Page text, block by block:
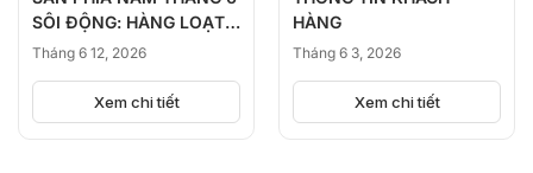
SÔI ĐỘNG: HÀNG LOẠT
DỰ ÁN ĐỒNG LOẠT
NGUỒN CUNG
Tháng 6 12, 2026
Xem chi tiết
HÀNG
Tháng 6 3, 2026
Xem chi tiết